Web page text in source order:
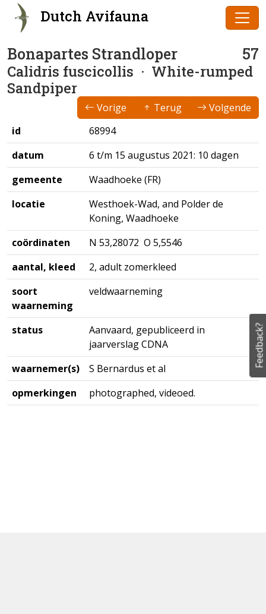
Dutch Avifauna
Bonapartes Strandloper 57
Calidris fuscicollis · White-rumped
Sandpiper
Vorige Terug
Volgende
id
68994
datum
6 t/m 15 augustus 2021: 10 dagen
gemeente
Waadhoeke (FR)
locatie
Westhoek-Wad, and Polder de
Koning, Waadhoeke
coördinaten
N 53,28072 O 5,5546
aantal, kleed
2, adult zomerkleed
soort
waarneming
veldwaarneming
status
Aanvaard, gepubliceerd in
jaarverslag CDNA
waarnemer(s)
S Bernardus et al
opmerkingen
photographed, videoed.
Feedback?